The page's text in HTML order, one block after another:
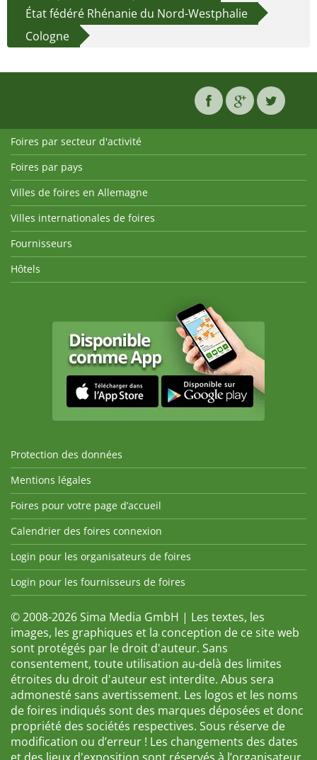
État fédéré Rhénanie du Nord-Westphalie
Cologne
Foires par secteur d'activité
Foires par pays
Villes de foires en Allemagne
Villes internationales de foires
Fournisseurs
Hôtels
Protection des données
Mentions légales
Foires pour votre page d’accueil
Calendrier des foires connexion
Login pour les organisateurs de foires
Login pour les fournisseurs de foires
© 2008-2026 Sima Media GmbH | Les textes, les
images, les graphiques et la conception de ce site web
sont protégés par le droit d'auteur. Sans
consentement, toute utilisation au-delà des limites
étroites du droit d'auteur est interdite. Abus sera
admonesté sans avertissement. Les logos et les noms
de foires indiqués sont des marques déposées et donc
propriété des sociétés respectives. Sous réserve de
modification ou d’erreur ! Les changements des dates